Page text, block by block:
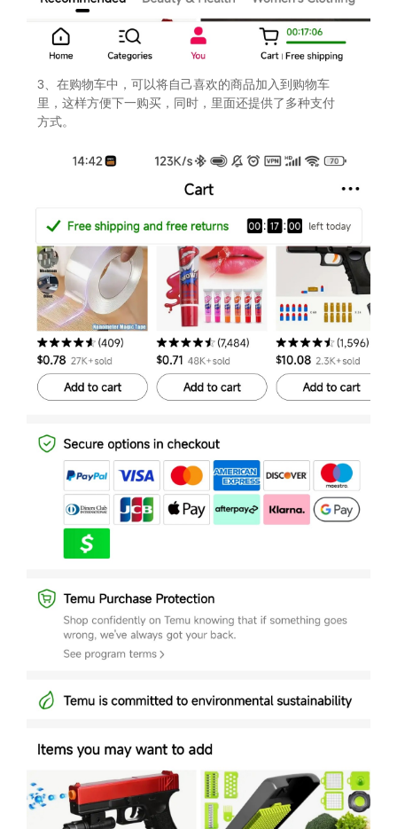
3、在购物车中，可以将自己喜欢的商品加入到购物车
里，这样方便下一购买，同时，里面还提供了多种支付
方式。